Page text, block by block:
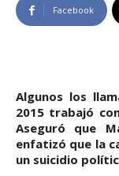
Facebook
Algunos los
2015 trabajó
Aseguró que
enfatizó que la
un suicidio